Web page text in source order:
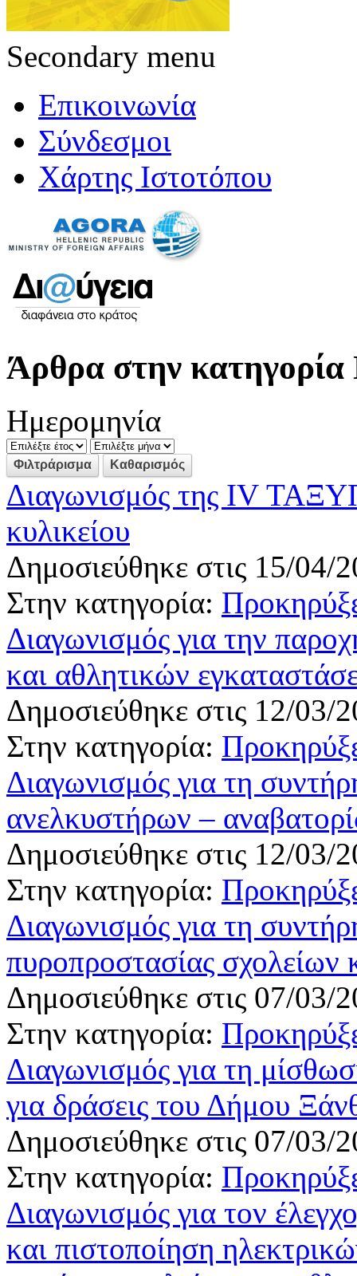
Secondary menu
Επικοινωνία
Σύνδεσμοι
Χάρτης Ιστοτόπου
Άρθρα στην κατηγορία
Ημερομηνία
Διαγωνισμός της IV
κυλικείου
Δημοσιεύθηκε στις 15/04/
Στην κατηγορία:
Διαγωνισμός για την
και αθλητικών
Δημοσιεύθηκε στις 12/03/
Στην κατηγορία:
Διαγωνισμός για τη
ανελκυστήρων –
Δημοσιεύθηκε στις 12/03/
Στην κατηγορία:
Διαγωνισμός για τη
πυροπροστασίας σχολείων
Δημοσιεύθηκε στις 07/03/
Στην κατηγορία:
Διαγωνισμός για τη
για δράσεις του Δήμου
Δημοσιεύθηκε στις 07/03/
Στην κατηγορία:
Διαγωνισμός για τον
και πιστοποίηση